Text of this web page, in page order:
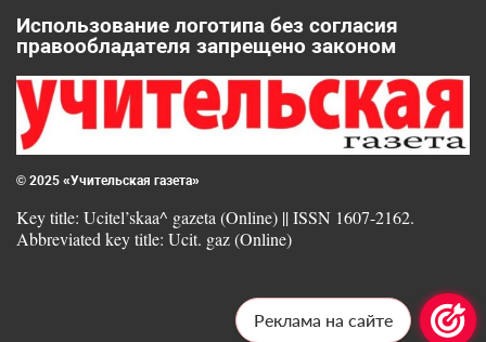
Использование логотипа без согласия
правообладателя запрещено законом
© 2025 «Учительская газета»
Key title: Ucitel’skaa^ gazeta (Online) || ISSN 1607-2162.
Abbreviated key title: Ucit. gaz (Online)
Реклама на сайте